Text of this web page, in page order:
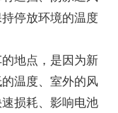
停放环境的温度
地点，是因为新
温度、室外的风
损耗、影响电池